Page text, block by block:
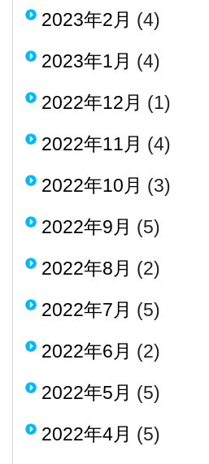
2023年2月 (4)
2023年1月 (4)
2022年12月 (1)
2022年11月 (4)
2022年10月 (3)
2022年9月 (5)
2022年8月 (2)
2022年7月 (5)
2022年6月 (2)
2022年5月 (5)
2022年4月 (5)